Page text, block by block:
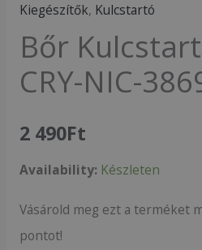
Kiegészítők, Kulcstartó
Bőr
CRY-NIC-
2 490Ft
Availability: Készleten
Vásárold meg ezt a terméket
pontot!
Brelok-
CRY-
NIC-
3869-